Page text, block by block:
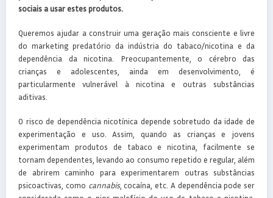
sociais a usar estes produtos.
Queremos ajudar a construir uma geração mais consciente e livre
do marketing predatório da indústria do tabaco/nicotina e da
dependência da nicotina. Preocupantemente, o cérebro das
crianças e adolescentes, ainda em desenvolvimento, é
particularmente vulnerável à nicotina e outras substâncias
aditivas.
O risco de dependência nicotínica depende sobretudo da idade de
experimentação e uso. Assim, quando as crianças e jovens
experimentam produtos de tabaco e nicotina, facilmente se
tornam dependentes, levando ao consumo repetido e regular, além
de abrirem caminho para experimentarem outras substâncias
psicoactivas, como cannabis, cocaína, etc. A dependência pode ser